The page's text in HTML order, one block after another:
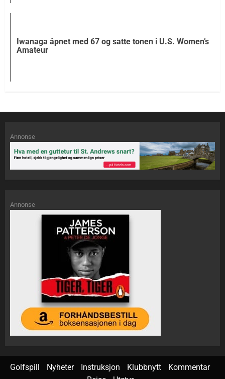
Iwanaga åpnet med 67 og satte tonen i U.S. Women’s
Amateur
Annonse
Annonse
Golfspill Nyheter Instruksjon Klubbnytt
Kommentar